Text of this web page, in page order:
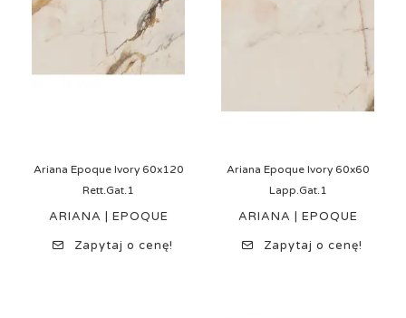
Ariana Epoque Ivory 60x120
Rett.Gat.1
ARIANA | EPOQUE
Zapytaj o cenę!
Ariana Epoque Ivory 60x60
Lapp.Gat.1
ARIANA | EPOQUE
Zapytaj o cenę!